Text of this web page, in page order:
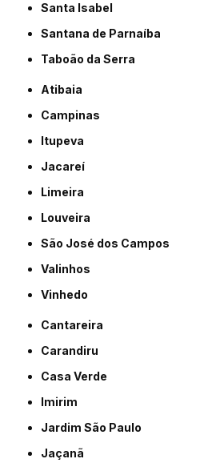
Santa Isabel
Santana de Parnaíba
Taboão da Serra
Atibaia
Campinas
Itupeva
Jacareí
Limeira
Louveira
São José dos Campos
Valinhos
Vinhedo
Cantareira
Carandiru
Casa Verde
Imirim
Jardim São Paulo
Jaçanã